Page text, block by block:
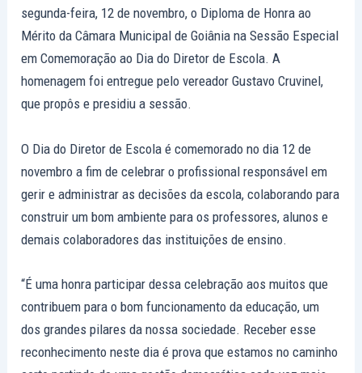
segunda-feira, 12 de novembro, o Diploma de Honra ao
Mérito da Câmara Municipal de Goiânia na Sessão Especial
em Comemoração ao Dia do Diretor de Escola. A
homenagem foi entregue pelo vereador Gustavo Cruvinel,
que propôs e presidiu a sessão.
O Dia do Diretor de Escola é comemorado no dia 12 de
novembro a fim de celebrar o profissional responsável em
gerir e administrar as decisões da escola, colaborando para
construir um bom ambiente para os professores, alunos e
demais colaboradores das instituições de ensino.
“É uma honra participar dessa celebração aos muitos que
contribuem para o bom funcionamento da educação, um
dos grandes pilares da nossa sociedade. Receber esse
reconhecimento neste dia é prova que estamos no caminho